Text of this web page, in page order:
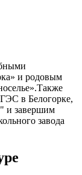
и родовым
в Белогорке,
и завершим
завода